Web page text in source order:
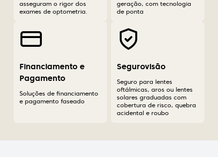
asseguram o rigor dos
exames de optometria.
geração, com tecnologia
de ponta
Financiamento e
Pagamento
Soluções de financiamento
e pagamento faseado
Segurovisão
Seguro para lentes
oftálmicas, aros ou lentes
solares graduadas com
cobertura de risco, quebra
acidental e roubo